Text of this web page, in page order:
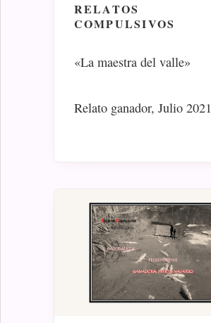
RELATOS
COMPULSIVOS
«La maestra del valle»
Relato ganador, Julio 2021